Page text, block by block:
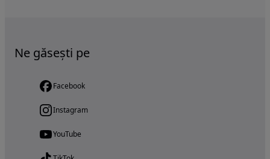
Ne găsești pe
Facebook
Instagram
YouTube